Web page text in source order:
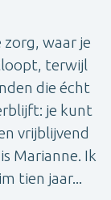
waar je
terwijl
die écht
je kunt
vrijblijvend
Marianne. Ik
tien jaar...